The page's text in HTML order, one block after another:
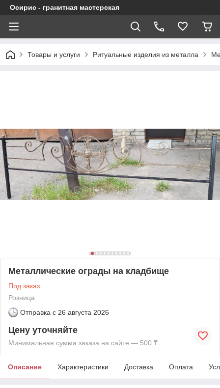
Осирис - гранитная мастерская
Товары и услуги Ритуальные изделия из металла
Металлические ограды на кладбище
Под заказ
Розница
Отправка с 26 августа 2026
Цену уточняйте
Минимальная сумма заказа на сайте — 500 ₸
Описание Характеристики Доставка Оплата